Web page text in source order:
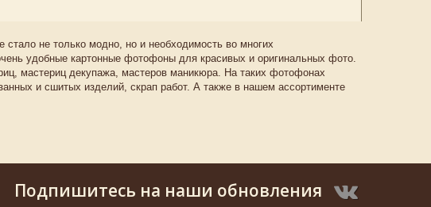
не только модно, но и необходимоcть во многих
удобные картонные фотофоны для красивых и оригинальных фото.
мастериц декупажа, мастеров маникюра. На таких фотофонах
и сшитых изделий, скрап работ. А также в нашем ассортименте
Подпишитесь на наши обновления